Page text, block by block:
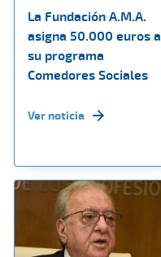
La Fundación A.M.A.
asigna 50.000 euros a
su programa
Comedores Sociales
Ver noticia